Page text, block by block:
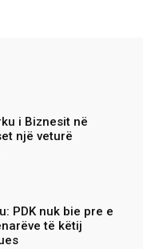
i Biznesit në
një veturë
PDK nuk bie pre e
të këtij